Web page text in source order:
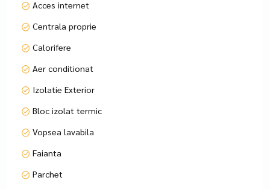
Centrală termică proprie Viessmann
Aer condiționat
Mașină de spălat rufe, TV
Canapea extensibilă
Balcon deschis cu vedere aerisită
Acces internet
Centrala proprie
Calorifere
Aer conditionat
Izolatie Exterior
Bloc izolat termic
Vopsea lavabila
Faianta
Parchet